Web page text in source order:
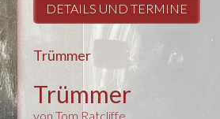
DETAILS UND TERMINE
Trümmer
Trümmer
von Tom Ratcliffe